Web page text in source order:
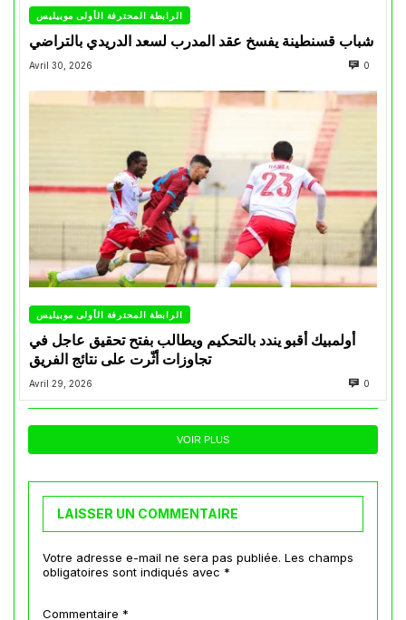
الرابطة المحترفة الأولى موبيليس
شباب قسنطينة يفسخ عقد المدرب لسعد الدريدي بالتراضي
Avril 30, 2026 0
الرابطة المحترفة الأولى موبيليس
أولمبيك أقبو يندد بالتحكيم ويطالب بفتح تحقيق عاجل في
تجاوزات أثّرت على نتائج الفريق
Avril 29, 2026 0
VOIR PLUS
LAISSER UN COMMENTAIRE
Votre adresse e-mail ne sera pas publiée. Les champs
obligatoires sont indiqués avec *
Commentaire *